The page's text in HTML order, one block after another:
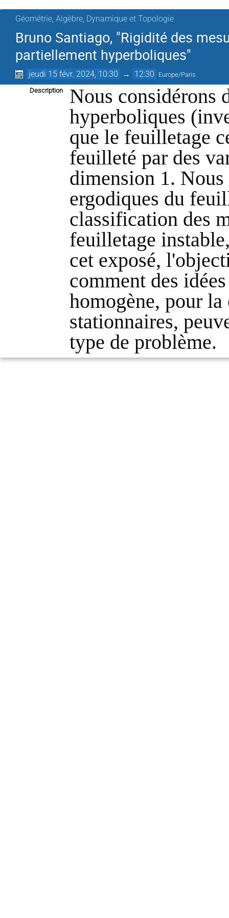
Géométrie, Algèbre, Dynamique et Topologie
Bruno Santiago, "Rigidité des
partiellement hyperboliques"
jeudi 15 févr. 2024, 10:30 → 12:30 Europe/Paris
Description
Nous considérons
hyperboliques
que le feuilletage
feuilleté par des
dimension 1.
ergodiques du
classification des
feuilletage
cet exposé,
comment des
homogène, pour
stationnaires,
type de problème.